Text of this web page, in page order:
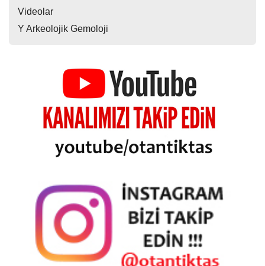
Videolar
Y Arkeolojik Gemoloji